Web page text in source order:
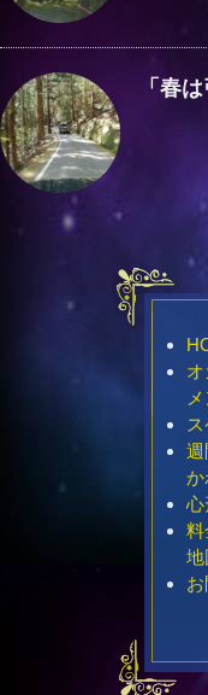
「春
週
か
心
料
地